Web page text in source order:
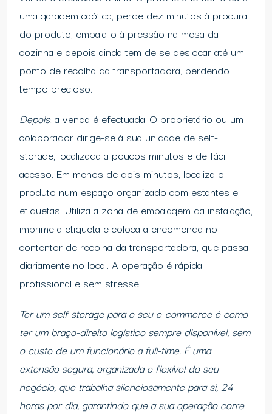
uma garagem caótica, perde dez minutos à procura
do produto, embala-o à pressão na mesa da
cozinha e depois ainda tem de se deslocar até um
ponto de recolha da transportadora, perdendo
tempo precioso.
Depois: a venda é efectuada. O proprietário ou um
colaborador dirige-se à sua unidade de self-
storage, localizada a poucos minutos e de fácil
acesso. Em menos de dois minutos, localiza o
produto num espaço organizado com estantes e
etiquetas. Utiliza a zona de embalagem da instalação,
imprime a etiqueta e coloca a encomenda no
contentor de recolha da transportadora, que passa
diariamente no local. A operação é rápida,
profissional e sem stresse.
Ter um self-storage para o seu e-commerce é como
ter um braço-direito logístico sempre disponível, sem
o custo de um funcionário a full-time. É uma
extensão segura, organizada e flexível do seu
negócio, que trabalha silenciosamente para si, 24
horas por dia, garantindo que a sua operação corre